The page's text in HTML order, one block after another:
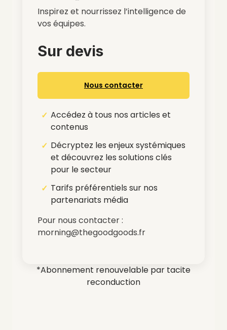
Inspirez et nourrissez l’intelligence de
vos équipes.
Sur devis
Nous contacter
Accédez à tous nos articles et
contenus
Décryptez les enjeux systémiques
et découvrez les solutions clés
pour le secteur
Tarifs préférentiels sur nos
partenariats média
Pour nous contacter :
morning@thegoodgoods.fr
*Abonnement renouvelable par tacite
reconduction